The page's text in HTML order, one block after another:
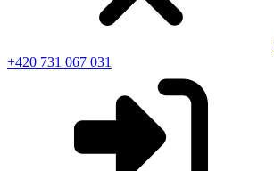
+420 731 067 031